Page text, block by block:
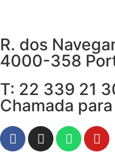
R. dos
4000-358
T: 22 339 21
Chamada